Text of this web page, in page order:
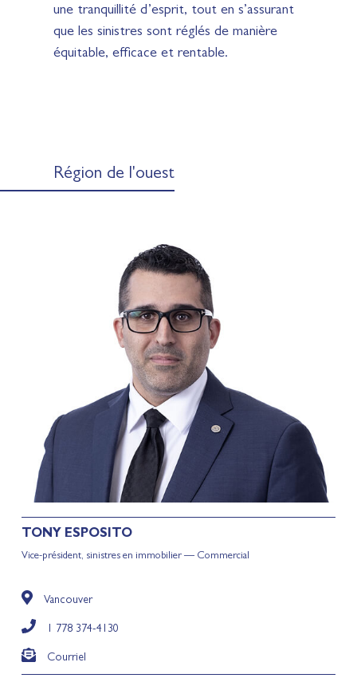
une tranquillité d’esprit, tout en s’assurant
que les sinistres sont réglés de manière
équitable, efficace et rentable.
Région de l'ouest
TONY ESPOSITO
Vice-président, sinistres en immobilier — Commercial
Vancouver
1 778 374-4130
Courriel